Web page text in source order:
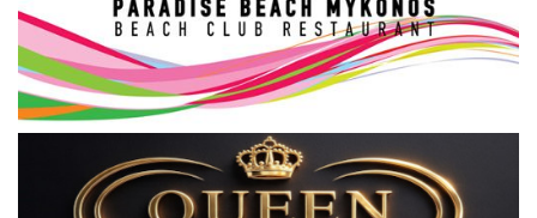
Opinion + Analysis
L’Art des Sens
Local Elections 2023